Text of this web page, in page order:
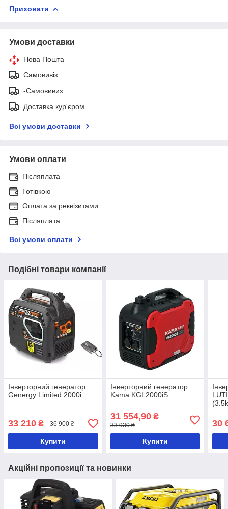
Приховати
Умови доставки
Нова Пошта
Самовивіз
-Самовивиз
Доставка кур'єром
Всі умови доставки
Умови оплати
Післяплата
Готівкою
Оплата за реквізитами
Післяплата
Всі умови оплати
Подібні товари компанії
Інверторний генератор
Genergy Limited 2000i
33 210 ₴ 36 900 ₴
Купити
Інверторний генератор
Kama KGL2000iS
31 554,90₴
33 930 ₴
Купити
30
Акційні пропозиції та новинки